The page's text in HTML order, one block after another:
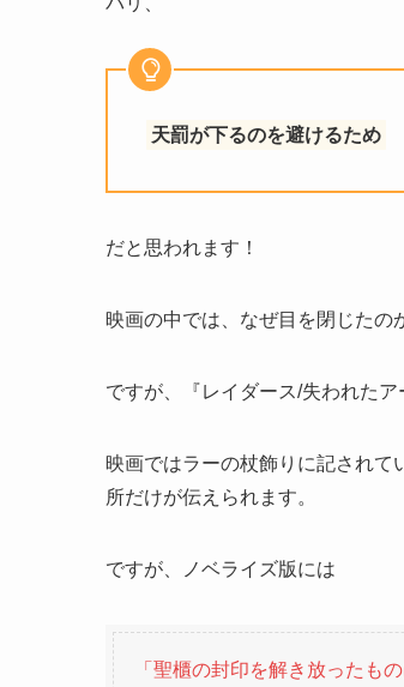
天罰が下るのを避けるため
だと思われます！
映画の中では、なぜ目を閉じたの
ですが、『レイダース/失われた
映画ではラーの杖飾りに記され
所だけが伝えられます。
ですが、ノベライズ版には
「聖櫃の封印を解き放ったも